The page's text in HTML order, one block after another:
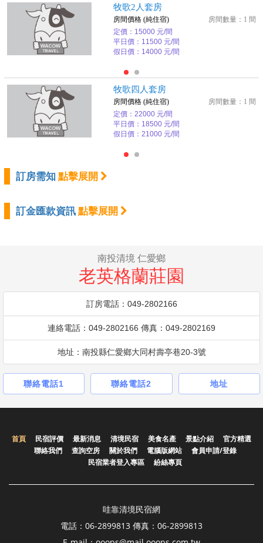
牧歌2人套房
房間數量：1 間
房間價格 (純住宿)
定價：15000 元/間
平日價：11500 元/間
假日價：14000 元/間
牧歌四人套房
房間數量：1 間
房間價格 (純住宿)
定價：22000 元/間
平日價：18500 元/間
假日價：21000 元/間
訂房需知 點擊展開
訂金匯款資訊 點擊展開
南投清境 仁愛鄉
老英格蘭莊園
訂房電話：049-2802166
連絡電話：049-2802166 傳真：049-2802169
地址：南投縣仁愛鄉大同村壽亭巷20-3號
聯絡電話1 聯絡電話2 地址
首頁 民宿評價 最新消息 清境民宿 美食名產 景點介紹
官方精選
聯絡我們
查詢空房 關於我們 電腦版網站
會員申請/登錄
民宿業者登入專區
紛絲專頁
哇靠清境民宿網
電話：06-2899813 傳真：06-2899813